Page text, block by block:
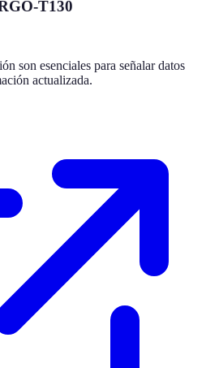
T130
son esenciales para señalar datos
actualizada.